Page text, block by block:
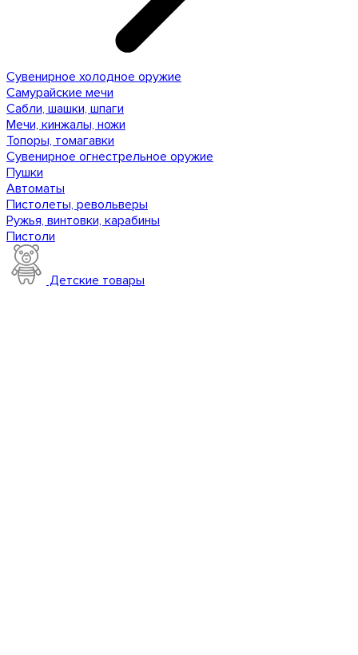
Сувенирное холодное оружие
Самурайские мечи
Сабли, шашки, шпаги
Мечи, кинжалы, ножи
Топоры, томагавки
Сувенирное огнестрельное оружие
Пушки
Автоматы
Пистолеты, револьверы
Ружья, винтовки, карабины
Пистоли
Детские товары